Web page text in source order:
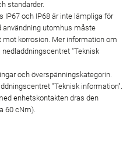
standarder.
IP67 och IP68 är inte lämpliga för
användning utomhus måste
mot korrosion. Mer information om
"Teknisk
och överspänningskategorin.
"Teknisk information".
enhetskontakten dras den
60 cNm).